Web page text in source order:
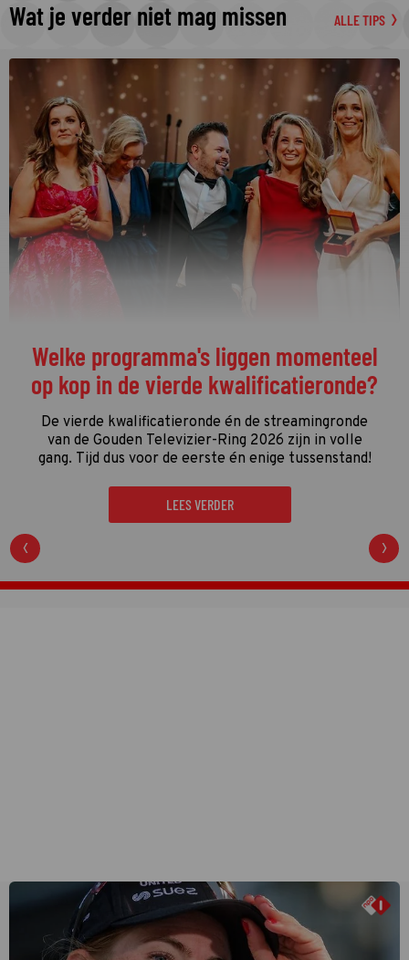
Wat je verder niet mag missen ALLE TIPS
De streamingtip van de week: The
Idaho Murders: College Nightmare op
Netflix
De driedelige documentaireThe Idaho Murders:
College Nightmaregaat over een van de gruwelijkste
moordzaken van de laatste jaren en is een
regelrechte hit op Netflix.